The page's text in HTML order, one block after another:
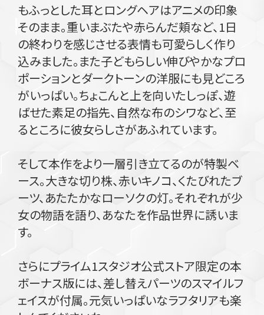
もふっとした耳とロングヘアはアニメの印象
そのまま。重いまぶたや赤らんだ頬など、1日
の終わりを感じさせる表情も可愛らしく作り
込みました。また子どもらしい伸びやかなプロ
ポーションとダークトーンの洋服にも見どころ
がいっぱい。ちょこんと上を向いたしっぽ、遊
ばせた素足の指先、自然な布のシワなど、至
るところに彼女らしさがあふれています。
そして本作をより一層引き立てるのが特製ベ
ース。大きな切り株、赤いキノコ、くたびれたブ
ーツ、あたたかなローソクの灯。それぞれが少
女の物語を語り、あなたを作品世界に誘いま
す。
さらにプライム1スタジオ公式ストア限定の本
ボーナス版には、差し替えパーツのスマイルフ
ェイスが付属。元気いっぱいなラフタリアも楽